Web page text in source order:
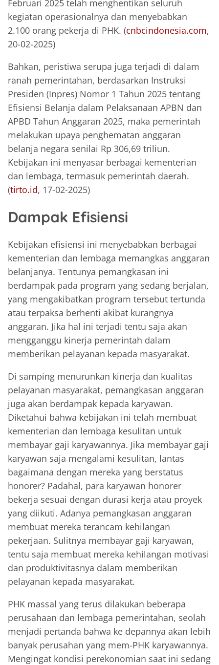
Februari 2025 telah menghentikan seluruh
kegiatan operasionalnya dan menyebabkan
2.100 orang pekerja di PHK. (cnbcindonesia.com,
20-02-2025)
Bahkan, peristiwa serupa juga terjadi di dalam
ranah pemerintahan, berdasarkan Instruksi
Presiden (Inpres) Nomor 1 Tahun 2025 tentang
Efisiensi Belanja dalam Pelaksanaan APBN dan
APBD Tahun Anggaran 2025, maka pemerintah
melakukan upaya penghematan anggaran
belanja negara senilai Rp 306,69 triliun.
Kebijakan ini menyasar berbagai kementerian
dan lembaga, termasuk pemerintah daerah.
(tirto.id, 17-02-2025)
Dampak Efisiensi
Kebijakan efisiensi ini menyebabkan berbagai
kementerian dan lembaga memangkas anggaran
belanjanya. Tentunya pemangkasan ini
berdampak pada program yang sedang berjalan,
yang mengakibatkan program tersebut tertunda
atau terpaksa berhenti akibat kurangnya
anggaran. Jika hal ini terjadi tentu saja akan
mengganggu kinerja pemerintah dalam
memberikan pelayanan kepada masyarakat.
Di samping menurunkan kinerja dan kualitas
pelayanan masyarakat, pemangkasan anggaran
juga akan berdampak kepada karyawan.
Diketahui bahwa kebijakan ini telah membuat
kementerian dan lembaga kesulitan untuk
membayar gaji karyawannya. Jika membayar gaji
karyawan saja mengalami kesulitan, lantas
bagaimana dengan mereka yang berstatus
honorer? Padahal, para karyawan honorer
bekerja sesuai dengan durasi kerja atau proyek
yang diikuti. Adanya pemangkasan anggaran
membuat mereka terancam kehilangan
pekerjaan. Sulitnya membayar gaji karyawan,
tentu saja membuat mereka kehilangan motivasi
dan produktivitasnya dalam memberikan
pelayanan kepada masyarakat.
PHK massal yang terus dilakukan beberapa
perusahaan dan lembaga pemerintahan, seolah
menjadi pertanda bahwa ke depannya akan lebih
banyak perusahan yang mem-PHK karyawannya.
Mengingat kondisi perekonomian saat ini sedang